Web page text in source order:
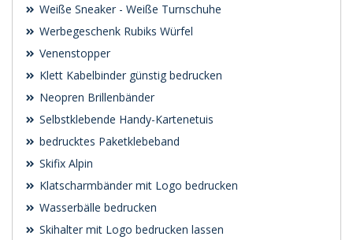
Weiße Sneaker - Weiße Turnschuhe
Werbegeschenk Rubiks Würfel
Venenstopper
Klett Kabelbinder günstig bedrucken
Neopren Brillenbänder
Selbstklebende Handy-Kartenetuis
bedrucktes Paketklebeband
Skifix Alpin
Klatscharmbänder mit Logo bedrucken
Wasserbälle bedrucken
Skihalter mit Logo bedrucken lassen